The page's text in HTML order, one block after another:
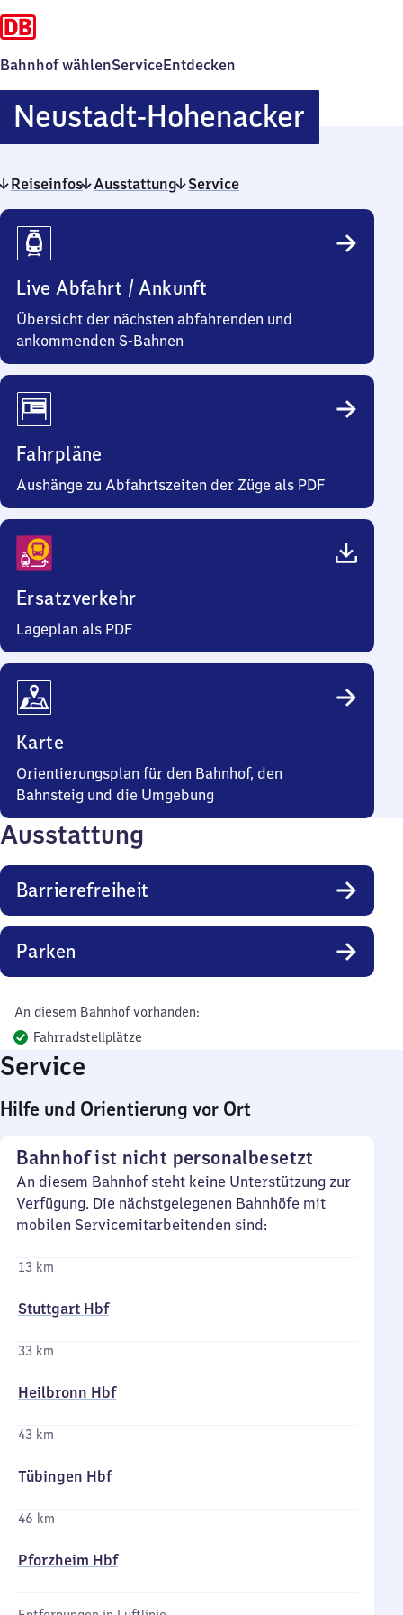
Bahnhof wählenServiceEntdecken
Neustadt-Hohenacker
Reiseinfos Ausstattung Service
Reiseinfos
Live Abfahrt / Ankunft
Übersicht der nächsten abfahrenden und
ankommenden S-Bahnen
Fahrpläne
Aushänge zu Abfahrtszeiten der Züge als PDF
Ersatzverkehr
Lageplan als PDF
Karte
Orientierungsplan für den Bahnhof, den
Bahnsteig und die Umgebung
Ausstattung
Barrierefreiheit
Parken
An diesem Bahnhof vorhanden:
Fahrradstellplätze
Service
Hilfe und Orientierung vor Ort
Bahnhof ist nicht personalbesetzt
An diesem Bahnhof steht keine Unterstützung zur
Verfügung. Die nächstgelegenen Bahnhöfe mit
mobilen Servicemitarbeitenden sind:
13 km
Stuttgart Hbf
33 km
Heilbronn Hbf
43 km
Tübingen Hbf
46 km
Pforzheim Hbf